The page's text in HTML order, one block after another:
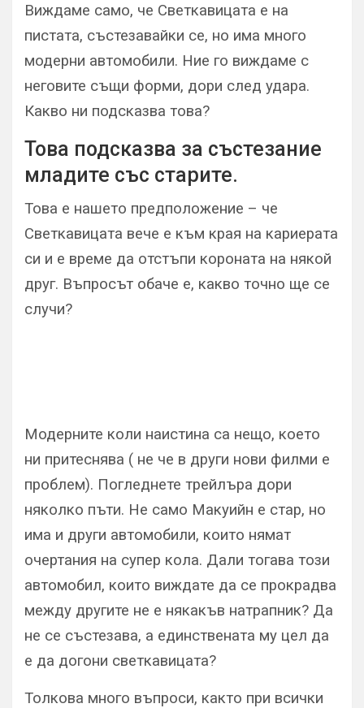
Виждаме само, че Светкавицата е на
пистата, състезавайки се, но има много
модерни автомобили. Ние го виждаме с
неговите същи форми, дори след удара.
Какво ни подсказва това?
Това подсказва за състезание
младите със старите.
Това е нашето предположение – че
Светкавицата вече е към края на кариерата
си и е време да отстъпи короната на някой
друг. Въпросът обаче е, какво точно ще се
случи?
Модерните коли наистина са нещо, което
ни притеснява ( не че в други нови филми е
проблем). Погледнете трейлъра дори
няколко пъти. Не само Макуийн е стар, но
има и други автомобили, които нямат
очертания на супер кола. Дали тогава този
автомобил, които виждате да се прокрадва
между другите не е някакъв натрапник? Да
не се състезава, а единствената му цел да
е да догони светкавицата?
Толкова много въпроси, както при всички